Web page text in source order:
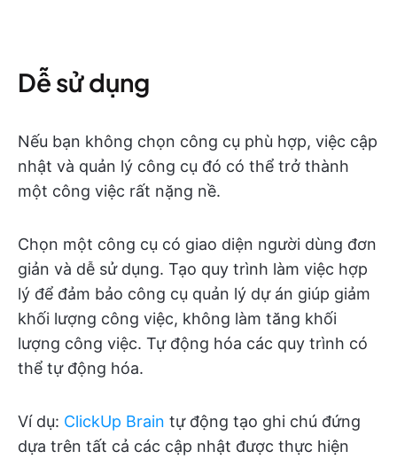
Dễ sử dụng
Nếu bạn không chọn công cụ phù hợp, việc cập
nhật và quản lý công cụ đó có thể trở thành
một công việc rất nặng nề.
Chọn một công cụ có giao diện người dùng đơn
giản và dễ sử dụng. Tạo quy trình làm việc hợp
lý để đảm bảo công cụ quản lý dự án giúp giảm
khối lượng công việc, không làm tăng khối
lượng công việc. Tự động hóa các quy trình có
thể tự động hóa.
Ví dụ: ClickUp Brain tự động tạo ghi chú đứng
dựa trên tất cả các cập nhật được thực hiện